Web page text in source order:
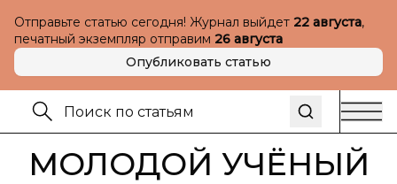
Отправьте статью сегодня! Журнал выйдет 22 августа,
печатный экземпляр отправим 26 августа
Опубликовать статью
МОЛОДОЙ УЧЁНЫЙ